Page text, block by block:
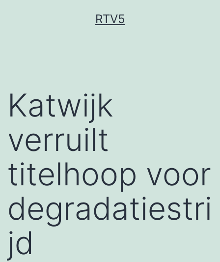
RTV5
Katwijk
verruilt
titelhoop voor
degradatiestri
jd